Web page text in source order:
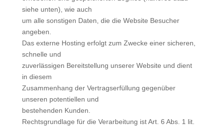
siehe unten), wie auch
um alle sonstigen Daten, die die Website Besucher
angeben.
Das externe Hosting erfolgt zum Zwecke einer sicheren,
schnelle und
zuverlässigen Bereitstellung unserer Website und dient
in diesem
Zusammenhang der Vertragserfüllung gegenüber
unseren potentiellen und
bestehenden Kunden.
Rechtsgrundlage für die Verarbeitung ist Art. 6 Abs. 1 lit.